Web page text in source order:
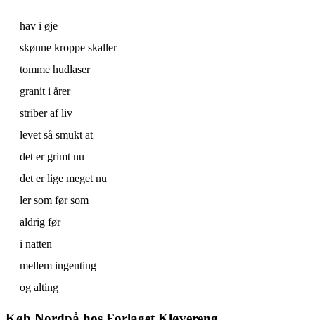
hav i øje
skønne kroppe skaller
tomme hudlaser
granit i årer
striber af liv
levet så smukt at
det er grimt nu
det er lige meget nu
ler som før som
aldrig før
i natten
mellem ingenting
og alting